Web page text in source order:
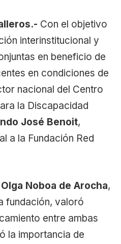
Con el objetivo
interinstitucional y
en beneficio de
en condiciones de
nacional del Centro
la Discapacidad
José Benoit,
a la Fundación Red
Olga Noboa de Arocha,
fundación, valoró
entre ambas
la importancia de